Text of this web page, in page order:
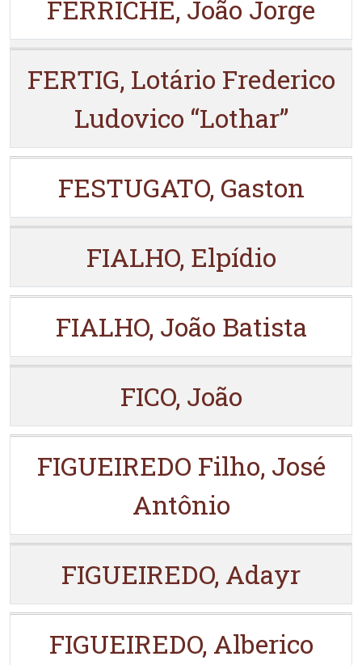
FERRICHE, João Jorge
FERTIG, Lotário Frederico
Ludovico “Lothar”
FESTUGATO, Gaston
FIALHO, Elpídio
FIALHO, João Batista
FICO, João
FIGUEIREDO Filho, José
Antônio
FIGUEIREDO, Adayr
FIGUEIREDO, Alberico